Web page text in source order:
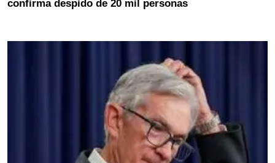
confirma despido de 20 mil personas